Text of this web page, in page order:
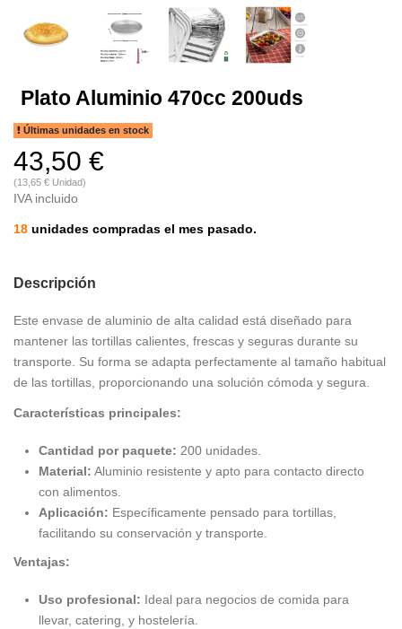
Plato Aluminio 470cc 200uds
Últimas unidades en stock
43,50 €
(13,65 € Unidad)
IVA incluido
18 unidades compradas el mes pasado.
Descripción
Este envase de aluminio de alta calidad está diseñado para
mantener las tortillas calientes, frescas y seguras durante su
transporte. Su forma se adapta perfectamente al tamaño habitual
de las tortillas, proporcionando una solución cómoda y segura.
Características principales:
Cantidad por paquete: 200 unidades.
Material: Aluminio resistente y apto para contacto directo
con alimentos.
Aplicación: Específicamente pensado para tortillas,
facilitando su conservación y transporte.
Ventajas:
Uso profesional: Ideal para negocios de comida para
llevar, catering, y hostelería.